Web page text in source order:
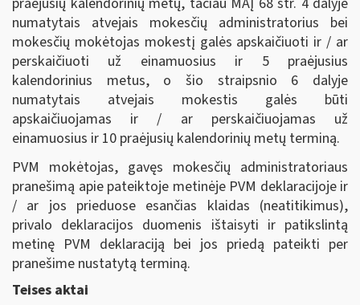
numatytais atvejais mokesčių administratorius bei
mokesčių mokėtojas mokestį galės apskaičiuoti ir / ar
perskaičiuoti už einamuosius ir 5 praėjusius
kalendorinius metus, o šio straipsnio 6 dalyje
numatytais atvejais mokestis galės būti
apskaičiuojamas ir / ar perskaičiuojamas už
einamuosius ir 10 praėjusių kalendorinių metų terminą.
PVM mokėtojas, gavęs mokesčių administratoriaus
pranešimą apie pateiktoje metinėje PVM deklaracijoje ir
/ ar jos prieduose esančias klaidas (neatitikimus),
privalo deklaracijos duomenis ištaisyti ir patikslintą
metinę PVM deklaraciją bei jos priedą pateikti per
pranešime nustatytą terminą.
Teises aktai